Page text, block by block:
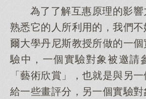
為了了解互惠原理的影
熟悉它的人所利用的，我們
爾大學丹尼斯教授所做的一
驗中，一個實驗對象被邀請
「藝術欣賞」，也就是與另
給一些畫評分，另一個實驗